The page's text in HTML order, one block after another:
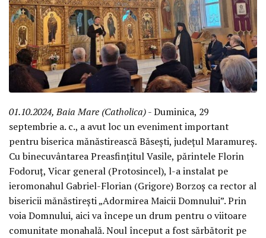
01.10.2024, Baia Mare (Catholica)- Duminica, 29
septembrie a. c., a avut loc un eveniment important
pentru biserica mănăstirească Băsești, județul Maramureș.
Cu binecuvântarea Preasfințitul Vasile, părintele Florin
Fodoruț, Vicar general (Protosincel), l-a instalat pe
ieromonahul Gabriel-Florian (Grigore) Borzoș ca rector al
bisericii mănăstirești „Adormirea Maicii Domnului”. Prin
voia Domnului, aici va începe un drum pentru o viitoare
comunitate monahală. Noul început a fost sărbătorit pe